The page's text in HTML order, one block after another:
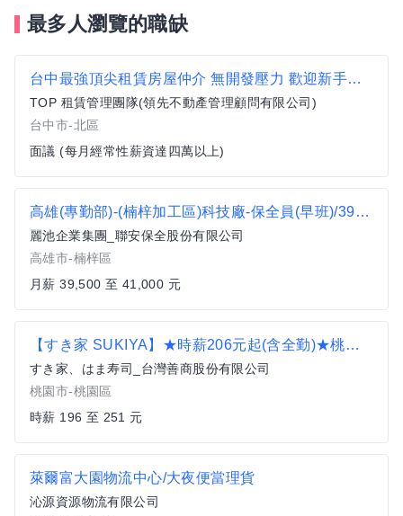
最多人瀏覽的職缺
台中最強頂尖租賃房屋仲介 無開發壓力 歡迎新手加入我們
TOP 租賃管理團隊(領先不動產管理顧問有限公司)
台中市-北區
面議 (每月經常性薪資達四萬以上)
高雄(專勤部)-(楠梓加工區)科技廠-保全員(早班)/39500-41000元/做4休2、國定假日客戶加發一日薪資、餐費
麗池企業集團_聯安保全股份有限公司
高雄市-楠梓區
月薪 39,500 至 41,000 元
【すき家 SUKIYA】★時薪206元起(含全勤)★桃園站前店
すき家、はま寿司_台灣善商股份有限公司
桃園市-桃園區
時薪 196 至 251 元
萊爾富大園物流中心/大夜便當理貨
沁源資源物流有限公司